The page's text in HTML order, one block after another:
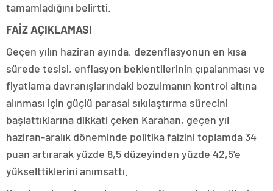
tamamladığını belirtti.
FAİZ AÇIKLAMASI
Geçen yılın haziran ayında, dezenflasyonun en kısa
sürede tesisi, enflasyon beklentilerinin çıpalanması ve
fiyatlama davranışlarındaki bozulmanın kontrol altına
alınması için güçlü parasal sıkılaştırma sürecini
başlattıklarına dikkati çeken Karahan, geçen yıl
haziran-aralık döneminde politika faizini toplamda 34
puan artırarak yüzde 8,5 düzeyinden yüzde 42,5’e
yükselttiklerini anımsattı.